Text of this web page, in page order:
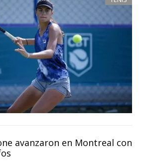
avanzaron en Montreal con